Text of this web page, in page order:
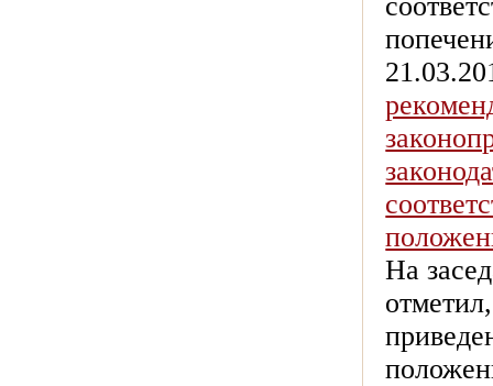
На